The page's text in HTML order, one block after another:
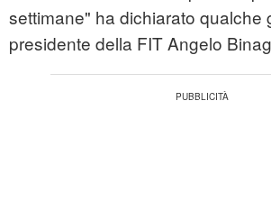
settimane" ha dichiarato qualche
presidente della FIT Angelo